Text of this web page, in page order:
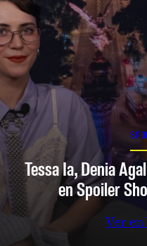
Tessa Ia, Denia
en Spoiler
Ver en